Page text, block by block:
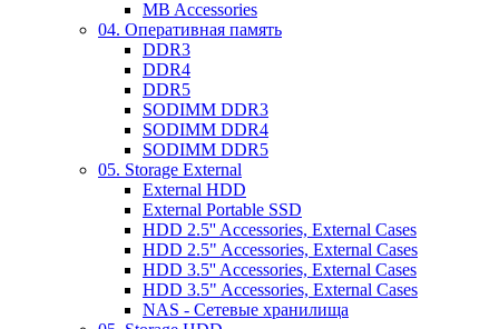
MB Accessories
04. Оперативная память
DDR3
DDR4
DDR5
SODIMM DDR3
SODIMM DDR4
SODIMM DDR5
05. Storage External
External HDD
External Portable SSD
HDD 2.5'' Accessories, External Cases
HDD 2.5" Accessories, External Cases
HDD 3.5'' Accessories, External Cases
HDD 3.5" Accessories, External Cases
NAS - Сетевые хранилища